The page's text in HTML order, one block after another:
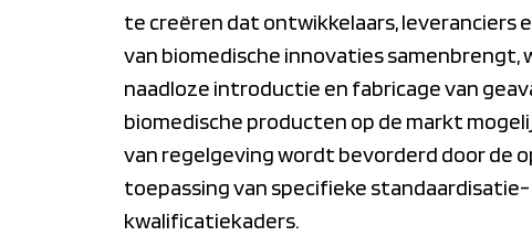
te creëren dat ontwikkelaars, leveranciers
van biomedische innovaties samenbrengt,
naadloze introductie en fabricage van
biomedische producten op de markt
van regelgeving wordt bevorderd door de
toepassing van specifieke standaardisatie-
kwalificatiekaders.